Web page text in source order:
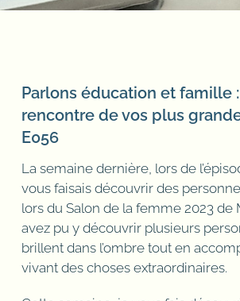
Parlons éducation et famille
rencontre de vos plus
E056
La semaine dernière, lors de
vous faisais découvrir des
lors du Salon de la femme 2023 de
avez pu y découvrir plusieurs
brillent dans l’ombre tout en
vivant des choses extraordinaires.